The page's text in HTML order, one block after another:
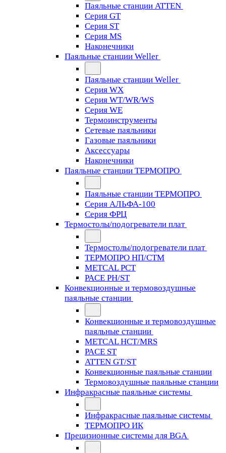
Паяльные станции ATTEN
Серия GT
Серия ST
Серия MS
Наконечники
Паяльные станции Weller
Паяльные станции Weller
Серия WX
Серия WT/WR/WS
Серия WE
Термоинструменты
Сетевые паяльники
Газовые паяльники
Аксессуары
Наконечники
Паяльные станции ТЕРМОПРО
Паяльные станции ТЕРМОПРО
Серия АЛЬФА-100
Серия ФРЦ
Термостолы/подогреватели плат
Термостолы/подогреватели плат
ТЕРМОПРО НП/СТМ
METCAL PCT
PACE PH/ST
Конвекционные и термовоздушные
паяльные станции
Конвекционные и термовоздушные
паяльные станции
METCAL HCT/MRS
PACE ST
ATTEN GT/ST
Конвекционные паяльные станции
Термовоздушные паяльные станции
Инфракрасные паяльные системы
Инфракрасные паяльные системы
ТЕРМОПРО ИК
Прецизионные системы для BGA